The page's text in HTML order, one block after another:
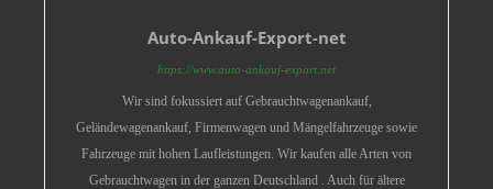
Auto-Ankauf-Export-net
https://www.auto-ankauf-export.net
Wir sind fokussiert auf Gebrauchtwagenankauf,
Geländewagenankauf, Firmenwagen und Mängelfahrzeuge sowie
Fahrzeuge mit hohen Laufleistungen. Wir kaufen alle Arten von
Gebrauchtwagen in der ganzen Deutschland . Auch für ältere